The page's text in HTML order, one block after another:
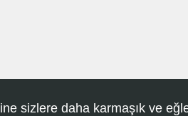
sizlere daha karmaşık ve